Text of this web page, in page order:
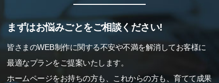
まずはお悩みごとをご相談ください!
皆さまのWEB制作に関する不安や不満を解消してお客様に
最適なプランをご提案いたします。
ホームページをお持ちの方も、これからの方も、育てて成果